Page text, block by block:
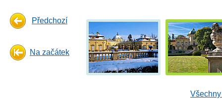
Předchozí
Na začátek